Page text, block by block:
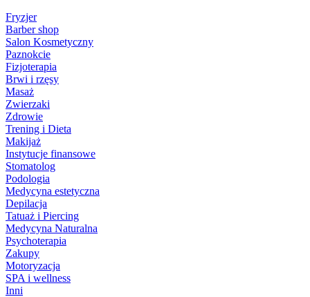
Fryzjer
Barber shop
Salon Kosmetyczny
Paznokcie
Fizjoterapia
Brwi i rzęsy
Masaż
Zwierzaki
Zdrowie
Trening i Dieta
Makijaż
Instytucje finansowe
Stomatolog
Podologia
Medycyna estetyczna
Depilacja
Tatuaż i Piercing
Medycyna Naturalna
Psychoterapia
Zakupy
Motoryzacja
SPA i wellness
Inni